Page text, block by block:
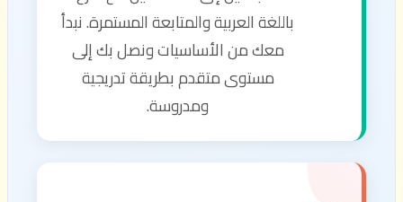
باللغة العربية والمتابعة المستمرة. نبدأ
معك من الأساسيات ونصل بك إلى
مستوى متقدم بطريقة تدريجية
ومدروسة.